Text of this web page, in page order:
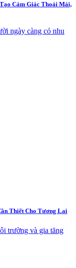
Cảm Giác Thoải Mái,
ngày càng có nhu
Thiết Cho Tương Lai
trường và gia tăng